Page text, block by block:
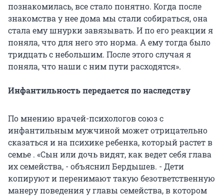
познакомилась, все стало понятно. Когда после
знакомства у нее дома мы стали собираться, она
стала ему шнурки завязывать. И по его реакции я
поняла, что для него это норма. А ему тогда было
тридцать с небольшим. После этого случая я
поняла, что наши с ним пути расходятся».
Инфантильность передается по наследству
По мнению врачей-психологов союз с
инфантильным мужчиной может отрицательно
сказаться и на психике ребенка, который растет в
семье . «Сын или дочь видят, как ведет себя глава
их семейства, - объяснил Бердышев. - Дети
копируют и перенимают такую безответственную
манеру поведения у главы семейства, в котором